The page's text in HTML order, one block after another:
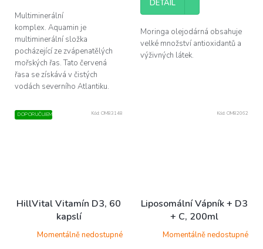
Multiminerální
komplex. Aquamin je
multiminerální složka
pocházející ze zvápenatělých
mořských řas. Tato červená
řasa se získává v čistých
vodách severního Atlantiku.
DETAIL
Moringa olejodárná obsahuje
velké množství antioxidantů a
výživných látek.
DOPORUČUJEME
HillVital Vitamín D3, 60
kapslí
Momentálně nedostupné
Kód: OM83148
Liposomální Vápník + D3
+ C, 200ml
Momentálně nedostupné
Kód: OM82062